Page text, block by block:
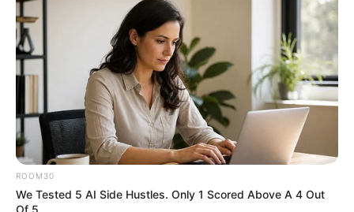
ROOM30
We Tested 5 AI Side Hustles. Only 1 Scored Above A 4 Out
Of 5